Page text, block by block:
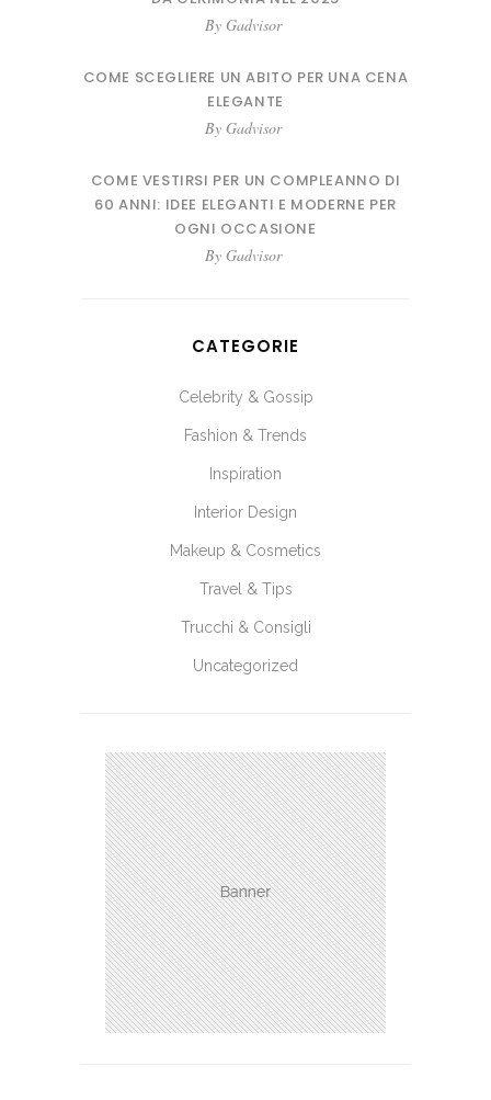
By Gadvisor
COME SCEGLIERE UN ABITO PER UNA CENA
ELEGANTE
By Gadvisor
COME VESTIRSI PER UN COMPLEANNO DI
60 ANNI: IDEE ELEGANTI E MODERNE PER
OGNI OCCASIONE
By Gadvisor
CATEGORIE
Celebrity & Gossip
Fashion & Trends
Inspiration
Interior Design
Makeup & Cosmetics
Travel & Tips
Trucchi & Consigli
Uncategorized